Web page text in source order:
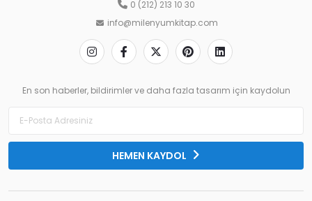
0 (212) 213 10 30
info@milenyumkitap.com
En son haberler, bildirimler ve daha fazla tasarım için kaydolun
HEMEN KAYDOL